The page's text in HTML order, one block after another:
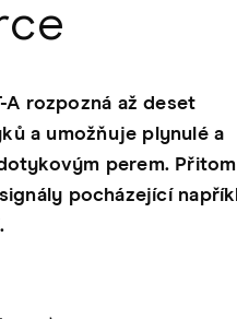
A rozpozná až deset
a umožňuje plynulé a
perem. Přitom
pocházející